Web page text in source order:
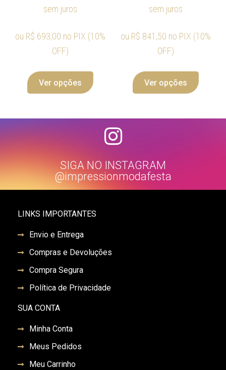
sem juros
ou R$ 693,00 no PIX (10%
OFF)
Ver opções
sem juros
ou R$ 841,50 no PIX (10%
OFF)
Ver opções
SIGA NO INSTAGRAM
@impressionmodafesta
LINKS IMPORTANTES
Envio e Entrega
Compras e Devoluções
Compra Segura
Política de Privacidade
SUA CONTA
Minha Conta
Meus Pedidos
Meu Carrinho